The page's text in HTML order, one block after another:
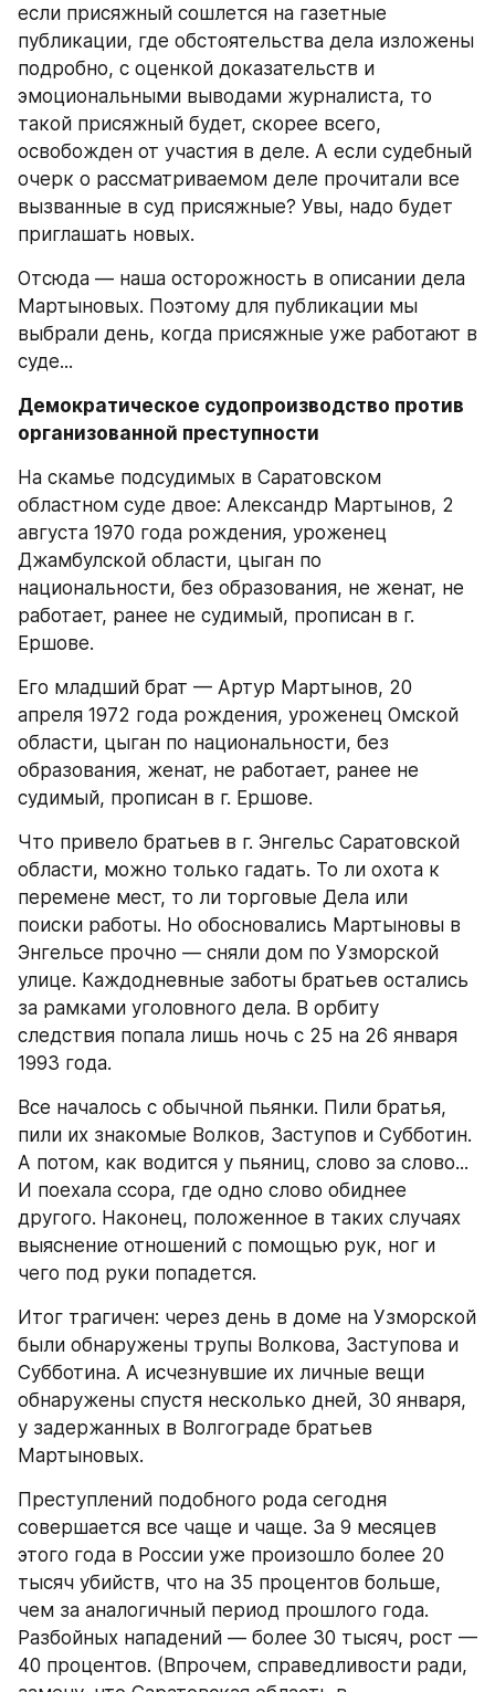
если присяжный сошлется на газетные
публикации, где обстоятельства дела изложены
подробно, с оценкой доказательств и
эмоциональными выводами журналиста, то
такой присяжный будет, скорее всего,
освобожден от участия в деле. А если судебный
очерк о рассматриваемом деле прочитали все
вызванные в суд присяжные? Увы, надо будет
приглашать новых.
Отсюда — наша осторожность в описании дела
Мартыновых. Поэтому для публикации мы
выбрали день, когда присяжные уже работают в
суде...
Демократическое судопроизводство против
организованной преступности
На скамье подсудимых в Саратовском
областном суде двое: Александр Мартынов, 2
августа 1970 года рождения, уроженец
Джамбулской области, цыган по
национальности, без образования, не женат, не
работает, ранее не судимый, прописан в г.
Ершове.
Его младший брат — Артур Мартынов, 20
апреля 1972 года рождения, уроженец Омской
области, цыган по национальности, без
образования, женат, не работает, ранее не
судимый, прописан в г. Ершове.
Что привело братьев в г. Энгельс Саратовской
области, можно только гадать. То ли охота к
перемене мест, то ли торговые Дела или
поиски работы. Но обосновались Мартыновы в
Энгельсе прочно — сняли дом по Узморской
улице. Каждодневные заботы братьев остались
за рамками уголовного дела. В орбиту
следствия попала лишь ночь с 25 на 26 января
1993 года.
Все началось с обычной пьянки. Пили братья,
пили их знакомые Волков, Заступов и Субботин.
А потом, как водится у пьяниц, слово за слово...
И поехала ссора, где одно слово обиднее
другого. Наконец, положенное в таких случаях
выяснение отношений с помощью рук, ног и
чего под руки попадется.
Итог трагичен: через день в доме на Узморской
были обнаружены трупы Волкова, Заступова и
Субботина. А исчезнувшие их личные вещи
обнаружены спустя несколько дней, 30 января,
у задержанных в Волгограде братьев
Мартыновых.
Преступлений подобного рода сегодня
совершается все чаще и чаще. За 9 месяцев
этого года в России уже произошло более 20
тысяч убийств, что на 35 процентов больше,
чем за аналогичный период прошлого года.
Разбойных нападений — более 30 тысяч, рост —
40 процентов. (Впрочем, справедливости ради,